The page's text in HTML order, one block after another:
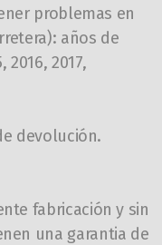
problemas en
años de
2016, 2017,
devolución.
fabricación y sin
una garantia de